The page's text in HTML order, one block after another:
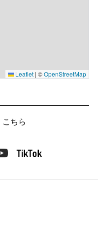
Leaflet | ©OpenStreetMap
こちら